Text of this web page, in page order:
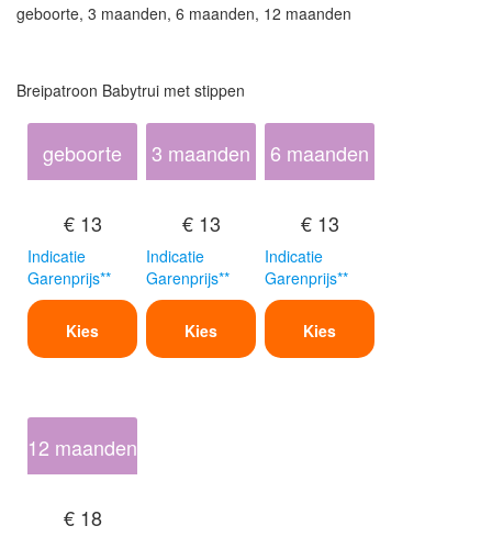
geboorte, 3 maanden, 6 maanden, 12 maanden
Breipatroon Babytrui met stippen
geboorte
€ 13
Indicatie
Garenprijs**
Kies
3 maanden
€ 13
Indicatie
Garenprijs**
Kies
6 maanden
€ 13
Indicatie
Garenprijs**
Kies
12 maanden
€ 18